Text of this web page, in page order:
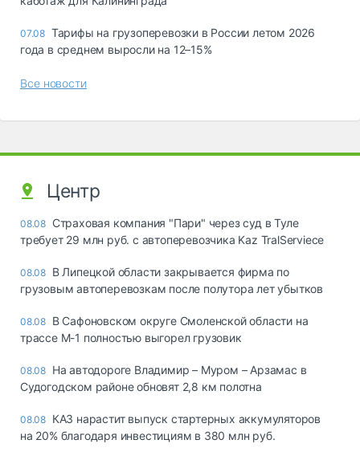
07.08 Тарифы на грузоперевозки в России летом 2026
года в среднем выросли на 12–15%
Все новости
Центр
08.08 Страховая компания "Пари" через суд в Туле
требует 29 млн руб. с автоперевозчика Kaz TralServiece
08.08 В Липецкой области закрывается фирма по
грузовым автоперевозкам после полутора лет убытков
08.08 В Сафоновском округе Смоленской области на
трассе М-1 полностью выгорел грузовик
08.08 На автодороге Владимир – Муром – Арзамас в
Судогодском районе обновят 2,8 км полотна
08.08 КАЗ нарастит выпуск стартерных аккумуляторов
на 20% благодаря инвестициям в 380 млн руб.